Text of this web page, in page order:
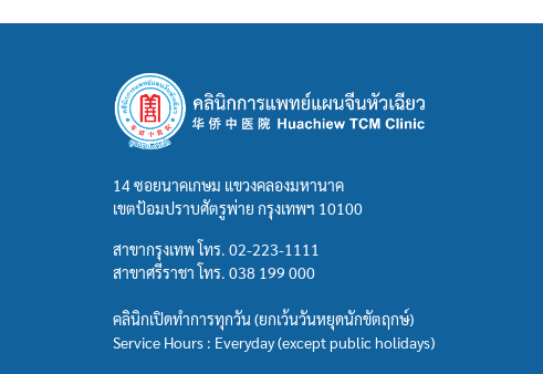
14 ซอยนาคเกษม แขวงคลองมหานาค
เขตป้อมปราบศัตรูพ่าย กรุงเทพฯ 10100
สาขากรุงเทพ โทร. 02-223-1111
สาขาศรีราชา โทร. 038 199 000
คลินิกเปิดทำการทุกวัน (ยกเว้นวันหยุดนักขัตฤกษ์)
Service Hours : Everyday (except public holidays)